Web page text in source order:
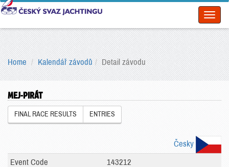
Home Kalendář závodů Detail závodu
MEJ-PIRÁT
FINAL RACE RESULTS ENTRIES
Česky
Event Code
143212